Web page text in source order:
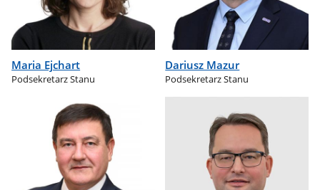
Maria Ejchart
Podsekretarz Stanu
Dariusz Mazur
Podsekretarz Stanu